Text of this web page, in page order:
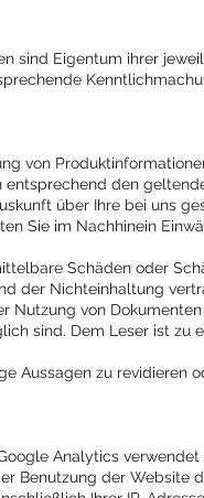
sind Eigentum ihrer
von
entsprechend den
über Ihre bei uns
Sie im Nachhinein
Schäden oder
der Nichteinhaltung
Nutzung von
sind. Dem Leser ist zu
Aussagen zu revidieren
Analytics verwendet
Benutzung der Website